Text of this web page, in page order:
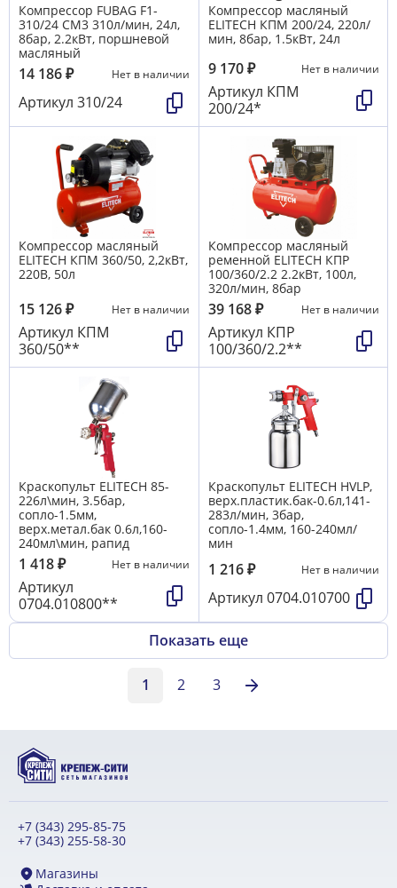
Компрессор FUBAG F1-
310/24 СМ3 310л/мин, 24л,
8бар, 2.2кВт, поршневой
масляный
14 186₽ Нет в наличии
Артикул 310/24
Компрессор масляный
ELITECH КПМ 200/24, 220л/
мин, 8бар, 1.5кВт, 24л
9 170₽ Нет в наличии
Артикул КПМ
200/24*
Компрессор масляный
ELITECH КПМ 360/50, 2,2кВт,
220В, 50л
15 126₽ Нет в наличии
Артикул КПМ
360/50**
Компрессор масляный
ременной ELITECH КПР
100/360/2.2 2.2кВт, 100л,
320л/мин, 8бар
39 168₽ Нет в наличии
Артикул КПР
100/360/2.2**
Краскопульт ELITECH 85-
226л\мин, 3.5бар,
сопло-1.5мм,
верх.метал.бак 0.6л,160-
240мл\мин, рапид
1 418₽ Нет в наличии
Артикул
0704.010800**
Краскопульт ELITECH HVLP,
верх.пластик.бак-0.6л,141-
283л/мин, 3бар,
сопло-1.4мм, 160-240мл/
мин
1 216₽ Нет в наличии
Артикул 0704.010700
Показать еще
1 2 3
+7 (343) 295-85-75
+7 (343) 255-58-30
Магазины